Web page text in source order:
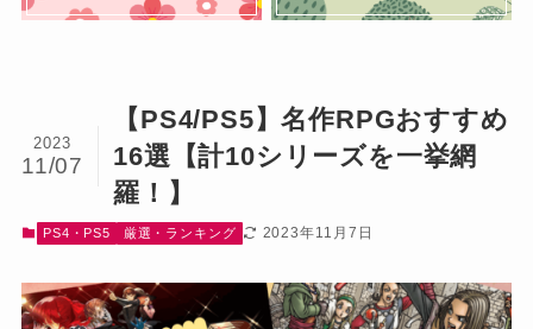
【PS4/PS5】名作RPGおすすめ
16選【計10シリーズを一挙網
羅！】
2023
11/07
PS4・PS5 厳選・ランキング 2023年11月7日